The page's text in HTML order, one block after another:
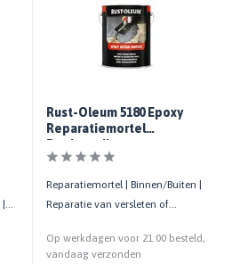
Rust-Oleum 5180 Epoxy
Reparatiemortel
Donkergrijs
Reparatiemortel | Binnen/Buiten |
Reparatie van versleten of
Op werkdagen voor 21:00 besteld,
vandaag verzonden